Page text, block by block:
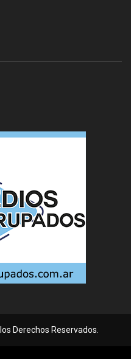
Derechos Reservados.